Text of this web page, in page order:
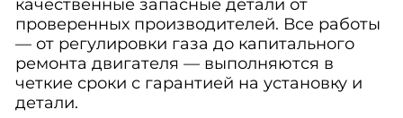
качественные запасные детали от
проверенных производителей. Все работы
— от регулировки газа до капитального
ремонта двигателя — выполняются в
четкие сроки с гарантией на установку и
детали.